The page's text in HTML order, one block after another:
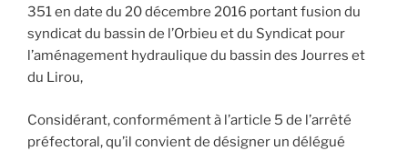
351 en date du 20 décembre 2016 portant fusion du
syndicat du bassin de l’Orbieu et du Syndicat pour
l’aménagement hydraulique du bassin des Jourres et
du Lirou,
Considérant, conformément à l’article 5 de l’arrêté
préfectoral, qu’il convient de désigner un délégué